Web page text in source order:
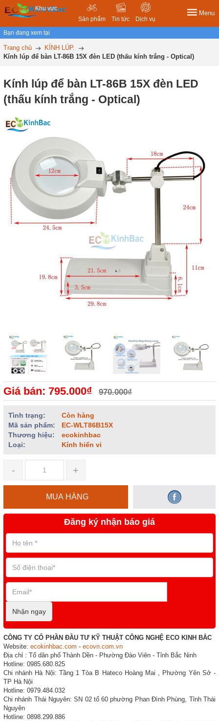
Khu vực
Sản phẩm
Tin tức Dịch vụ
Menu
Bạn đang xem tại
Trang chủ
KÍNH LÚP.
Kính lúp để bàn LT-86B 15X đèn LED (thấu kính trắng - Optical)
Kính lúp để bàn LT-86B 15X đèn LED
(thấu kính trắng - Optical)
Giá bán: 795.000₫ 970.000₫
Tình trạng:
Còn hàng
Mã sản phẩm:
EC-WLT86B15X
Thương hiệu:
ecokinhbac
Loại:
Kính hiển vi
- +
MUA HÀNG
Đăng ký nhận báo giá
Nhận ngay
CÔNG TY CỔ PHẦN ĐẦU TƯ KỸ THUẬT CÔNG NGHỆ ECO KINH BẮC
Website: ecokinhbac.com - ecovn.com.vn
Địa chỉ : Tổ dân phố Thành Dền - Phường Đào Viên - Tỉnh Bắc Ninh
Hotline: 0985.680.825
Chi nhánh Hà Nội: Tầng 1 Tòa B Hateco Hoàng Mai , Phường Yên Sở -
TP Hà Nội
Hotline: 0979.484.032
Chi nhánh Thái Nguyên: SN 02 tổ 60 phường Phan Đình Phùng, Tỉnh Thái
Nguyên
Hotline: 0898.299.886